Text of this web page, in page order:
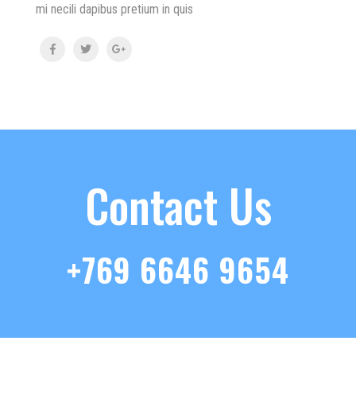
mi necili dapibus pretium in quis
Contact Us
+769 6646 9654